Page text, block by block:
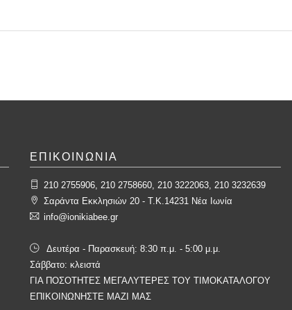
ΕΠΙΚΟΙΝΩΝΙΑ
210 2755906, 210 2758660, 210 3222063, 210 3232639
Σαράντα Εκκλησιών 20 - T.K.14231 Νέα Ιωνία
info@ionikiabee.gr
Δευτέρα - Παρασκευή: 8:30 π.μ. - 5:00 μ.μ.
Σάββατο: κλειστά
ΓΙΑ ΠΟΣΟΤΗΤΕΣ ΜΕΓΑΛΥΤΕΡΕΣ ΤΟΥ ΤΙΜΟΚΑΤΑΛΟΓΟΥ
ΕΠΙΚΟΙΝΩΝΗΣΤΕ ΜΑΖΙ ΜΑΣ